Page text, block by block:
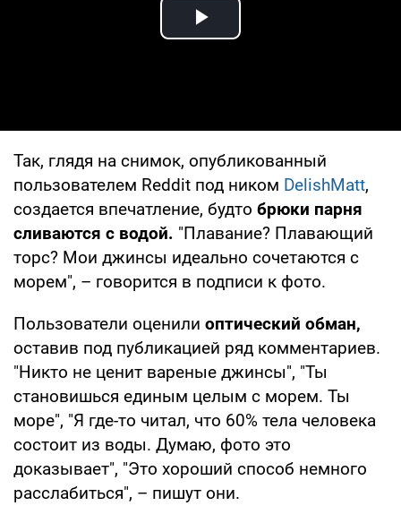
Play Video
Так, глядя на снимок, опубликованный
пользователем Reddit под ником DelishMatt,
создается впечатление, будто брюки парня
сливаются с водой. "Плавание? Плавающий
торс? Мои джинсы идеально сочетаются с
морем", – говорится в подписи к фото.
Пользователи оценили оптический обман,
оставив под публикацией ряд комментариев.
"Никто не ценит вареные джинсы", "Ты
становишься единым целым с морем. Ты
море", "Я где-то читал, что 60% тела человека
состоит из воды. Думаю, фото это
доказывает", "Это хороший способ немного
расслабиться", – пишут они.